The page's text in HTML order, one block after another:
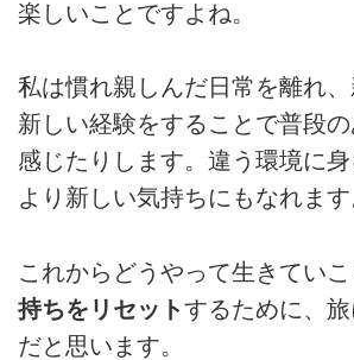
楽しいことですよね。
私は慣れ親しんだ日常を離れ
新しい経験をすることで普段
感じたりします。違う環境に
より新しい気持ちにもなれます
これからどうやって生きていこ
持ちをリセットするために、
だと思います。